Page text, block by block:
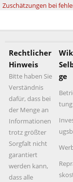
Zuschätzungen bei
Rechtlicher
Hinweis
Bitte haben Sie
Verständnis
dafür, dass bei
der Menge an
Informationen
trotz größter
Sorgfalt nicht
garantiert
werden kann,
dass alle
ge
tung